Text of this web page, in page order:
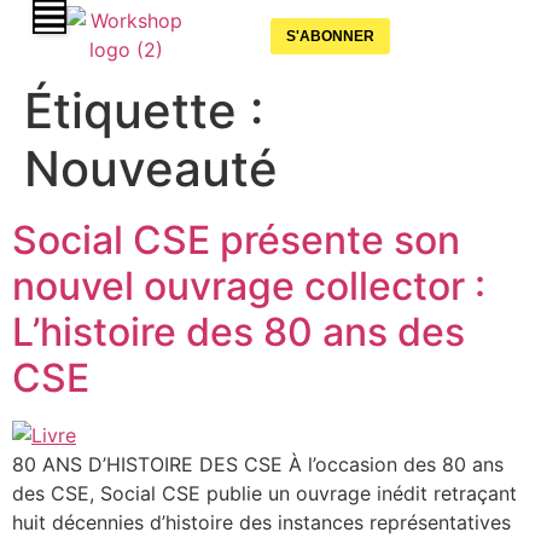
S'ABONNER
Étiquette :
Nouveauté
Social CSE présente son
nouvel ouvrage collector :
L’histoire des 80 ans des
CSE
80 ANS D’HISTOIRE DES CSE À l’occasion des 80 ans
des CSE, Social CSE publie un ouvrage inédit retraçant
huit décennies d’histoire des instances représentatives